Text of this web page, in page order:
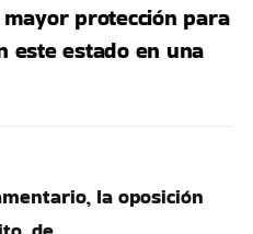
protección para
este estado en una
la oposición